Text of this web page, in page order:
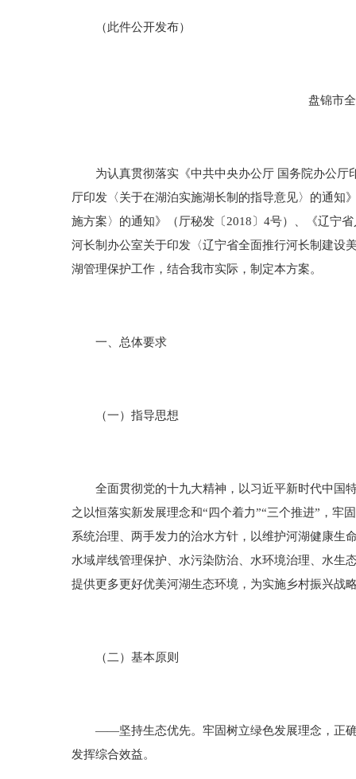
（此件公开发布）
盘锦市全
为认真贯彻落实《中共中央办公厅 国务院办公厅
厅印发〈关于在湖泊实施湖长制的指导意见〉的通知
施方案〉的通知》（厅秘发〔2018〕4号）、《辽宁
河长制办公室关于印发〈辽宁省全面推行河长制建设
湖管理保护工作，结合我市实际，制定本方案。
一、总体要求
（一）指导思想
全面贯彻党的十九大精神，以习近平新时代中国特
之以恒落实新发展理念和“四个着力”“三个推进”，牢
系统治理、两手发力的治水方针，以维护河湖健康生
水域岸线管理保护、水污染防治、水环境治理、水生
提供更多更好优美河湖生态环境，为实施乡村振兴战
（二）基本原则
——坚持生态优先。牢固树立绿色发展理念，正确
发挥综合效益。